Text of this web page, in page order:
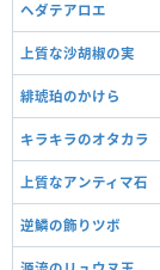
ヘダテアロエ
上質な沙胡椒の実
緋琥珀のかけら
キラキラのオタカラ
上質なアンティマ石
逆鱗の飾りツボ